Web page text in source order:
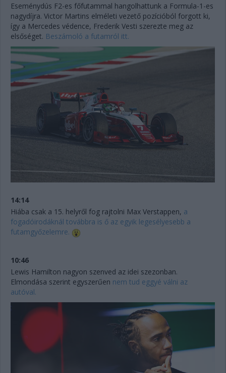
Eseménydús F2-es főfutammal hangolhattunk a Formula-1-es
nagydíjra. Victor Martins elméleti vezető pozícióból forgott ki,
így a Mercedes védence, Frederik Vesti szerezte meg az
elsőséget. Beszámoló a futamról itt.
14:14
Hiába csak a 15. helyről fog rajtolni Max Verstappen, a
fogadóirodáknál továbbra is ő az egyik legesélyesebb a
futamgyőzelemre.
10:46
Lewis Hamilton nagyon szenved az idei szezonban.
Elmondása szerint egyszerűen nem tud eggyé válni az
autóval.